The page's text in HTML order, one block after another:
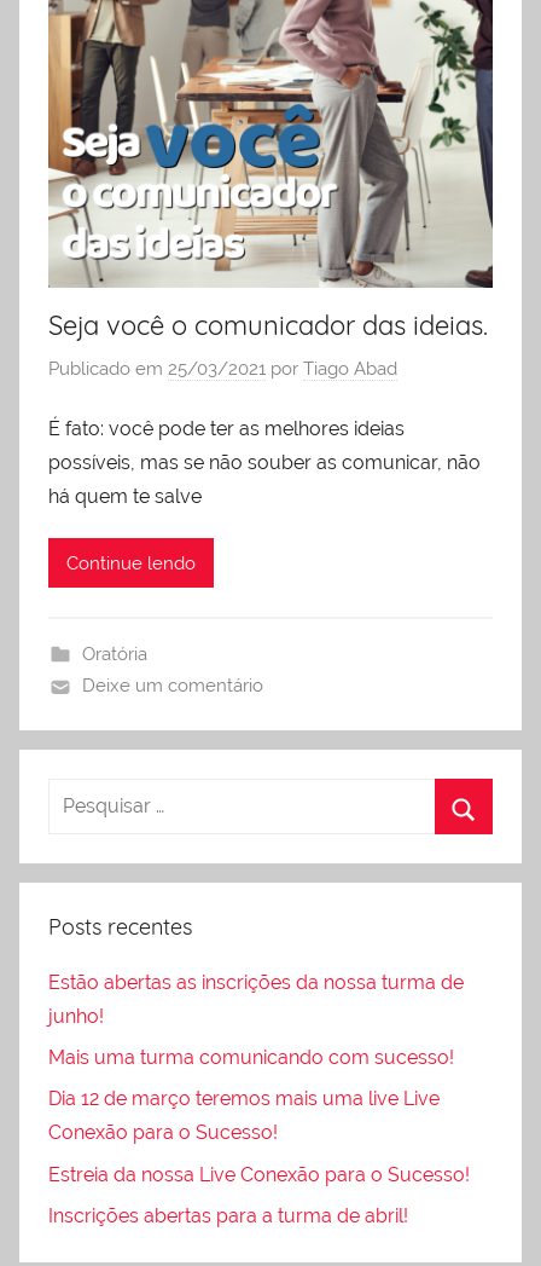
liderança
Seja você o comunicador das ideias.
Publicado em 25/03/2021 por Tiago Abad
É fato: você pode ter as melhores ideias
possíveis, mas se não souber as comunicar, não
há quem te salve
Continue lendo
Oratória
Deixe um comentário
Posts recentes
Estão abertas as inscrições da nossa turma de
junho!
Mais uma turma comunicando com sucesso!
Dia 12 de março teremos mais uma live Live
Conexão para o Sucesso!
Estreia da nossa Live Conexão para o Sucesso!
Inscrições abertas para a turma de abril!